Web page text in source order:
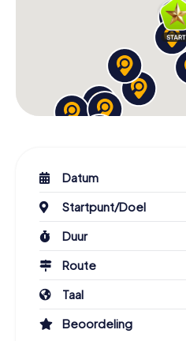
Datum
Startpunt/Doel
Duur
Route
Taal
Beoordeling